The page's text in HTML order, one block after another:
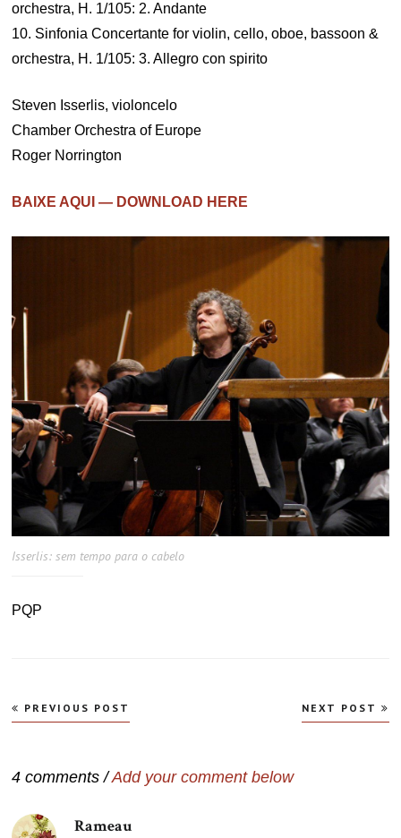
orchestra, H. 1/105: 2. Andante
10. Sinfonia Concertante for violin, cello, oboe, bassoon &
orchestra, H. 1/105: 3. Allegro con spirito
Steven Isserlis, violoncelo
Chamber Orchestra of Europe
Roger Norrington
BAIXE AQUI — DOWNLOAD HERE
Isserlis: sem tempo para o cabelo
PQP
Navegação
de
PREVIOUS POST NEXT POST
4 comments /Add your comment below
Rameau